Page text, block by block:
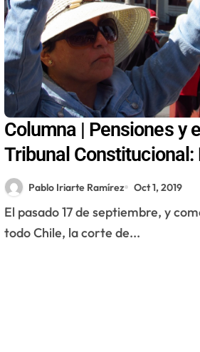
Columna | Pensiones y el
Tribunal Constitucional:
lucha que nos queda
Pablo Iriarte Ramírez Oct 1, 2019
El pasado 17 de septiembre, y como es sabido por
todo Chile, la corte de...